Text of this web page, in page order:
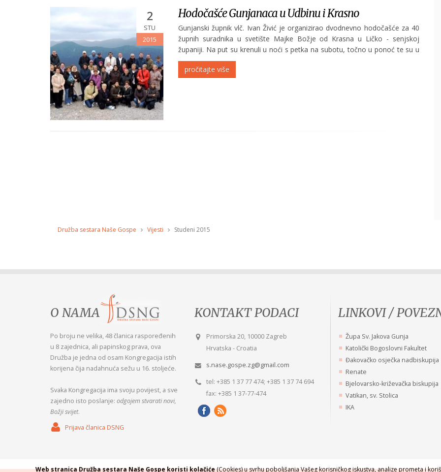
Web stranica Družba sestara Naše Gospe koristi kolačiće(Cookies) u svrhu poboljšanja Vašeg korisničkog iskustva, analize prometa i
2
STU
2015
Hodočašće Gunjanaca u Udbinu i Krasno
Gunjanski župnik vlč. Ivan Živić je organizirao dvodnevno hodočašće za 40
župnih suradnika u svetište Majke Božje od Krasna u Ličko - senjskoj
županiji. Na put su krenuli u noći s petka na subotu, točno u ponoć te su u
subotu, 26. rujna oko pola 8 ujutro stigli na prvo odredište: u...
pročitajte više
Družba sestara Naše Gospe Vijesti Studeni 2015
O NAMA
Po broju ne velika, 48 članica raspoređenih
u 8 zajednica, ali papinskog prava, ova
Družba je jedna od osam Kongregacija istih
korijena čija nadahnuća sežu u 16. stoljeće.
Svaka Kongregacija ima svoju povijest, a sve
zajedno isto poslanje: odgojem stvarati novi,
Božji svijet.
Prijava članica DSNG
KONTAKT PODACI
Primorska 20, 10000 Zagreb
Hrvatska - Croatia
s.nase.gospe.zg@gmail.com
tel: +385 1 37 77 474; +385 1 37 74 694
fax: +385 1 37-77-474
LINKOVI /
Župa Sv. Jakova Gunja
Katolički Bogoslovni Fakultet
Đakovačko osječka nadbiskupija
Renate
Bjelovarsko-križevačka biskupija
Vatikan, sv. Stolica
IKA
Ne može nitko putem ljubavi koracati, ako
ga ne vodi poniznost!
Osvojiti jednu jedinu dušu, više je
stvarati svjetove!
Misli sv. Petra Fouriera